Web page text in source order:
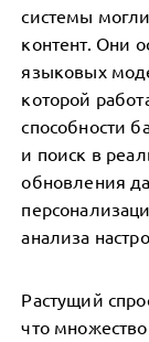
системы
контент. Они
языковых
которой
способности
и поиск в
обновления
анализа
Растущий
что